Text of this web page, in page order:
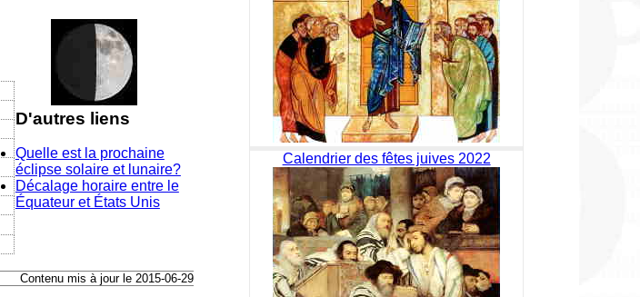
D'autres liens
Quelle est la prochaine
éclipse solaire et lunaire?
Décalage horaire entre le
Équateur et États Unis
Contenu mis à jour le 2015-06-29
Calendrier des fêtes juives 2022